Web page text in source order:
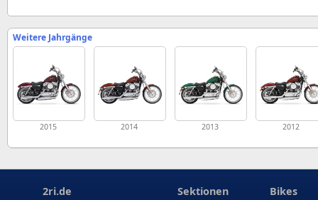
Weitere Jahrgänge
2015 2014 2013 2012
2ri.de Sektionen Bikes